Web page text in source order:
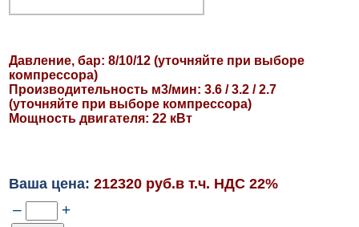
Давление, бар: 8/10/12 (уточняйте при выборе
компрессора)
Производительность м3/мин: 3.6 / 3.2 / 2.7
(уточняйте при выборе компрессора)
Мощность двигателя: 22 кВт
Ваша цена: 212320 руб.в т.ч. НДС 22%
– +